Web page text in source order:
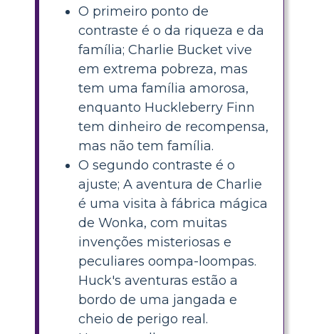
O primeiro ponto de
contraste é o da riqueza e da
família; Charlie Bucket vive
em extrema pobreza, mas
tem uma família amorosa,
enquanto Huckleberry Finn
tem dinheiro de recompensa,
mas não tem família.
O segundo contraste é o
ajuste; A aventura de Charlie
é uma visita à fábrica mágica
de Wonka, com muitas
invenções misteriosas e
peculiares oompa-loompas.
Huck's aventuras estão a
bordo de uma jangada e
cheio de perigo real.